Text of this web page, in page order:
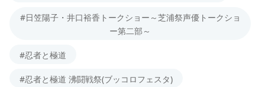
#日笠陽子・井口裕香トークショー～芝浦祭声優トークショ
ー第二部～
#忍者と極道
#忍者と極道 沸闘戦祭(ブッコロフェスタ)